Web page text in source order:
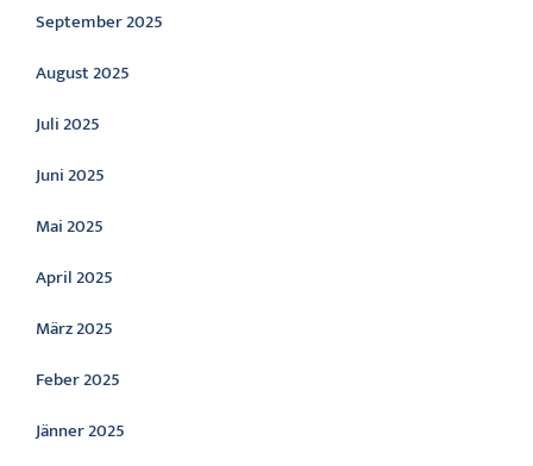
September 2025
August 2025
Juli 2025
Juni 2025
Mai 2025
April 2025
März 2025
Feber 2025
Jänner 2025